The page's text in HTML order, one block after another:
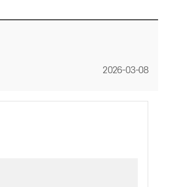
등록일
2026-03-08